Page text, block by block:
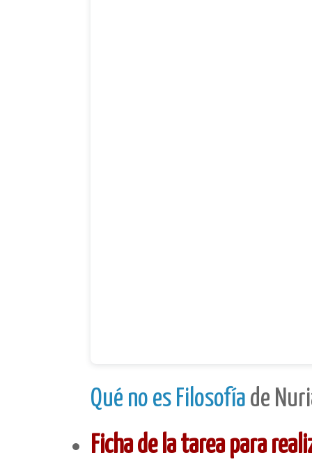
Qué no es Filosofía de
Ficha de la tarea para